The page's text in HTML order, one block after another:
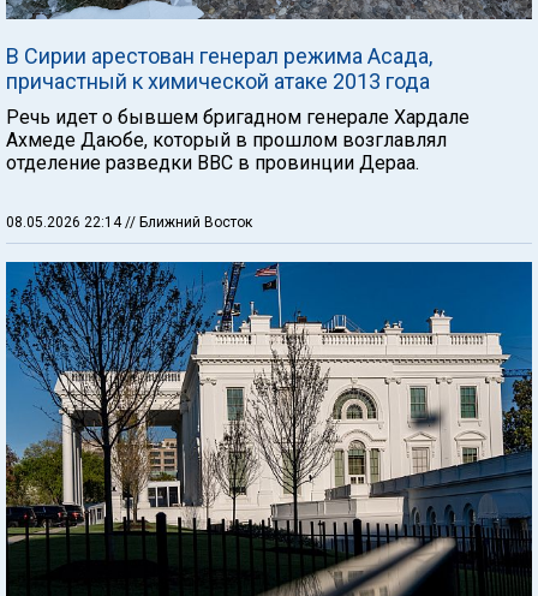
В Сирии арестован генерал режима Асада,
причастный к химической атаке 2013 года
Речь идет о бывшем бригадном генерале Хардале
Ахмеде Даюбе, который в прошлом возглавлял
отделение разведки ВВС в провинции Дераа.
08.05.2026 22:14// Ближний Восток